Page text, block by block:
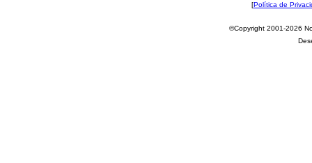
[Política de
©Copyright 2001-2026